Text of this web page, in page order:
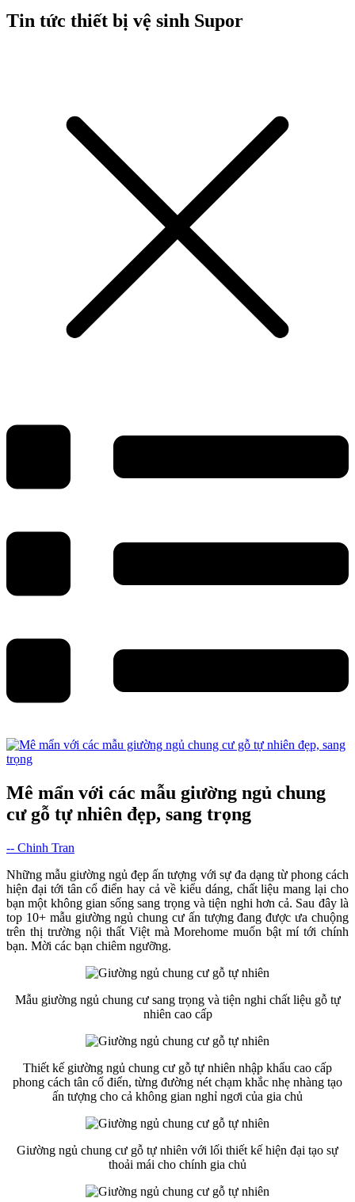
Tin tức thiết bị vệ sinh Supor
Mê mẩn với các mẫu giường ngủ chung
cư gỗ tự nhiên đẹp, sang trọng
-- Chinh Tran
Những mẫu giường ngủ đẹp ấn tượng với sự đa dạng từ phong cách
hiện đại tới tân cổ điển hay cả về kiểu dáng, chất liệu mang lại cho
bạn một không gian sống sang trọng và tiện nghi hơn cả. Sau đây là
top 10+ mẫu giường ngủ chung cư ấn tượng đang được ưa chuộng
trên thị trường nội thất Việt mà Morehome muốn bật mí tới chính
bạn. Mời các bạn chiêm ngưỡng.
Mẫu giường ngủ chung cư sang trọng và tiện nghi chất liệu gỗ tự
nhiên cao cấp
Thiết kế giường ngủ chung cư gỗ tự nhiên nhập khẩu cao cấp
phong cách tân cổ điển, từng đường nét chạm khắc nhẹ nhàng tạo
ấn tượng cho cả không gian nghỉ ngơi của gia chủ
Giường ngủ chung cư gỗ tự nhiên với lối thiết kế hiện đại tạo sự
thoải mái cho chính gia chủ